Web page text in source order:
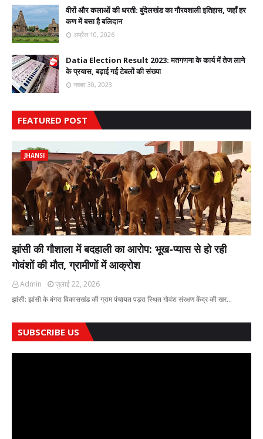
वीरों और कलाओं की धरती: बुंदेलखंड का गौरवशाली इतिहास, जहाँ हर
कण में बसा है बलिदान
अप्रैल 10, 2026
Datia Election Result 2023: मतगणना के कार्य में तेज लाने
के प्रयास, बढ़ाई गई टेबलों की संख्या
नवंबर 30, 2023
FEATURED POST
JHANSI
झांसी की गौशाला में बदहाली का आरोप: भूख-प्यास से हो रही
गोवंशों की मौत, ग्रामीणों में आक्रोश
Admin
जुलाई 22, 2026
झांसी: झांसी के बंगरा विकासखंड की ग्राम पंचायत पड़रा स्थित गोवंश संरक्षण केंद्र की खर…
SUBSCRIBE US